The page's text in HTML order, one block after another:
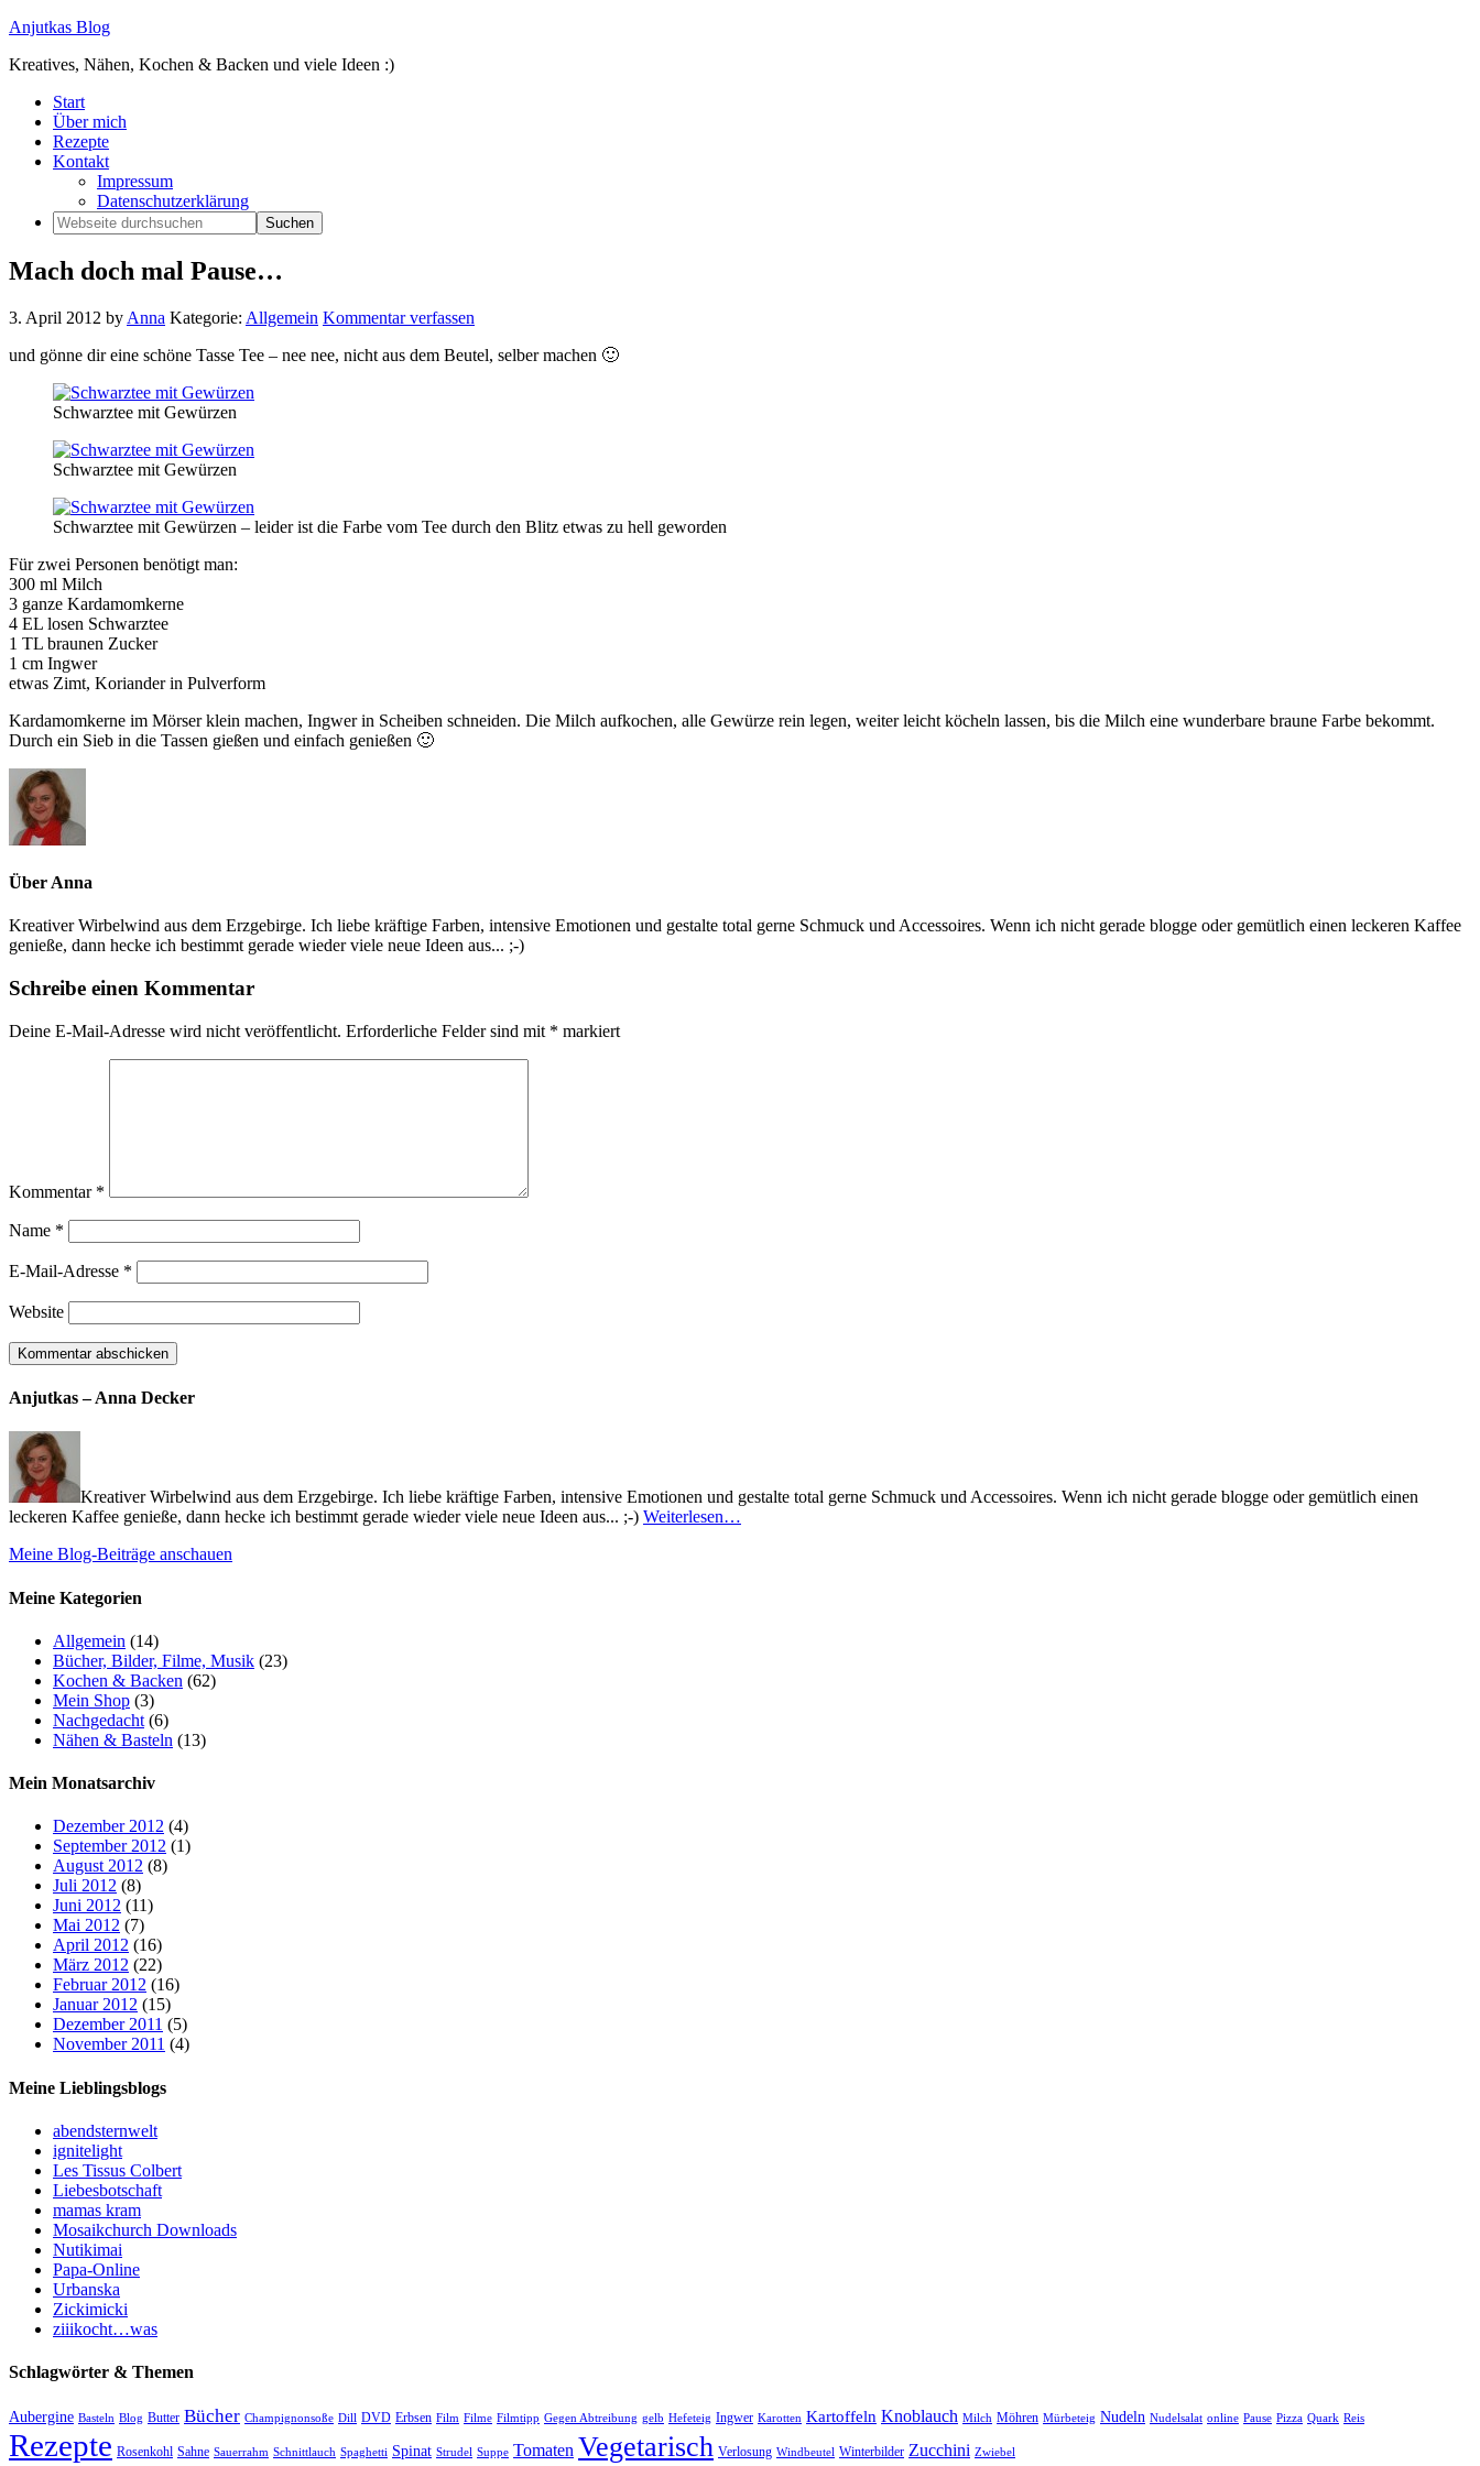
Anjutkas Blog
Kreatives, Nähen, Kochen & Backen und viele Ideen :)
Start
Über mich
Rezepte
Kontakt
Impressum
Datenschutzerklärung
Mach doch mal Pause…
3. April 2012 by Anna Kategorie: Allgemein Kommentar verfassen
und gönne dir eine schöne Tasse Tee – nee nee, nicht aus dem Beutel, selber machen 🙂
Schwarztee mit Gewürzen
Schwarztee mit Gewürzen
Schwarztee mit Gewürzen – leider ist die Farbe vom Tee durch den Blitz etwas zu hell geworden
Für zwei Personen benötigt man:
300 ml Milch
3 ganze Kardamomkerne
4 EL losen Schwarztee
1 TL braunen Zucker
1 cm Ingwer
etwas Zimt, Koriander in Pulverform
Kardamomkerne im Mörser klein machen, Ingwer in Scheiben schneiden. Die Milch aufkochen, alle Gewürze rein legen, weiter leicht köcheln lassen, bis die Milch eine wunderbare braune Farbe bekommt.
Durch ein Sieb in die Tassen gießen und einfach genießen 🙂
Über Anna
Kreativer Wirbelwind aus dem Erzgebirge. Ich liebe kräftige Farben, intensive Emotionen und gestalte total gerne Schmuck und Accessoires. Wenn ich nicht gerade blogge oder gemütlich einen leckeren Kaffee
genieße, dann hecke ich bestimmt gerade wieder viele neue Ideen aus... ;-)
Schreibe einen Kommentar
Deine E-Mail-Adresse wird nicht veröffentlicht. Erforderliche Felder sind mit * markiert
Kommentar *
Name *
E-Mail-Adresse *
Website
Anjutkas – Anna Decker
Kreativer Wirbelwind aus dem Erzgebirge. Ich liebe kräftige Farben, intensive Emotionen und gestalte total gerne Schmuck und Accessoires. Wenn ich nicht gerade blogge oder gemütlich einen
leckeren Kaffee genieße, dann hecke ich bestimmt gerade wieder viele neue Ideen aus... ;-) Weiterlesen…
Meine Blog-Beiträge anschauen
Meine Kategorien
Allgemein (14)
Bücher, Bilder, Filme, Musik (23)
Kochen & Backen (62)
Mein Shop (3)
Nachgedacht (6)
Nähen & Basteln (13)
Mein Monatsarchiv
Dezember 2012 (4)
September 2012 (1)
August 2012 (8)
Juli 2012 (8)
Juni 2012 (11)
Mai 2012 (7)
April 2012 (16)
März 2012 (22)
Februar 2012 (16)
Januar 2012 (15)
Dezember 2011 (5)
November 2011 (4)
Meine Lieblingsblogs
abendsternwelt
ignitelight
Les Tissus Colbert
Liebesbotschaft
mamas kram
Mosaikchurch Downloads
Nutikimai
Papa-Online
Urbanska
Zickimicki
ziiikocht…was
Schlagwörter & Themen
Aubergine Basteln Blog Butter Bücher Champignonsoße Dill DVD Erbsen Film Filme Filmtipp Gegen Abtreibung gelb Hefeteig Ingwer Karotten Kartoffeln Knoblauch Milch Möhren Mürbeteig Nudeln Nudelsalat online Pause Pizza Quark Reis
Rezepte Rosenkohl Sahne Sauerrahm Schnittlauch Spaghetti Spinat Strudel Suppe Tomaten Vegetarisch Verlosung Windbeutel Winterbilder Zucchini Zwiebel